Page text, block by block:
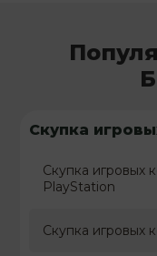
Скупка
Скупка игровых
PlayStation
Скупка игровых